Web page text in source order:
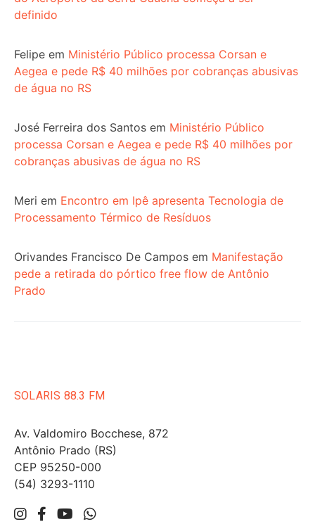
definido
Felipe em Ministério Público processa Corsan e
Aegea e pede R$ 40 milhões por cobranças abusivas
de água no RS
José Ferreira dos Santos em Ministério Público
processa Corsan e Aegea e pede R$ 40 milhões por
cobranças abusivas de água no RS
Meri em Encontro em Ipê apresenta Tecnologia de
Processamento Térmico de Resíduos
Orivandes Francisco De Campos em Manifestação
pede a retirada do pórtico free flow de Antônio
Prado
SOLARIS 88.3 FM
Av. Valdomiro Bocchese, 872
Antônio Prado (RS)
CEP 95250-000
(54) 3293-1110